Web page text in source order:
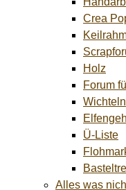
Crea
Holz
Forum
Wichteln
Ü-Liste
Alles was